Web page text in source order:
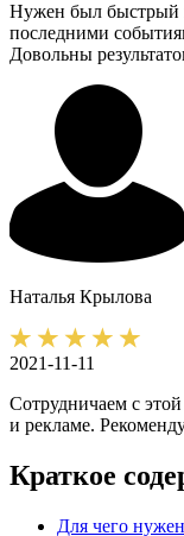
Нужен был быстрый
последними
Довольны
Наталья Крылова
2021-11-11
Сотрудничаем с
и рекламе.
Краткое
Для чего